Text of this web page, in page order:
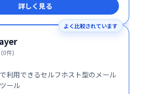
詳しく見る
よく比較されています
(0件)
利用できるセルフホスト型のメール
ール